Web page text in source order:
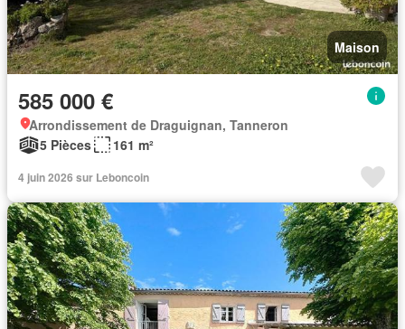
Maison
585 000 €
Arrondissement de Draguignan, Tanneron
5 Pièces
161 m²
4 juin 2026 sur Leboncoin